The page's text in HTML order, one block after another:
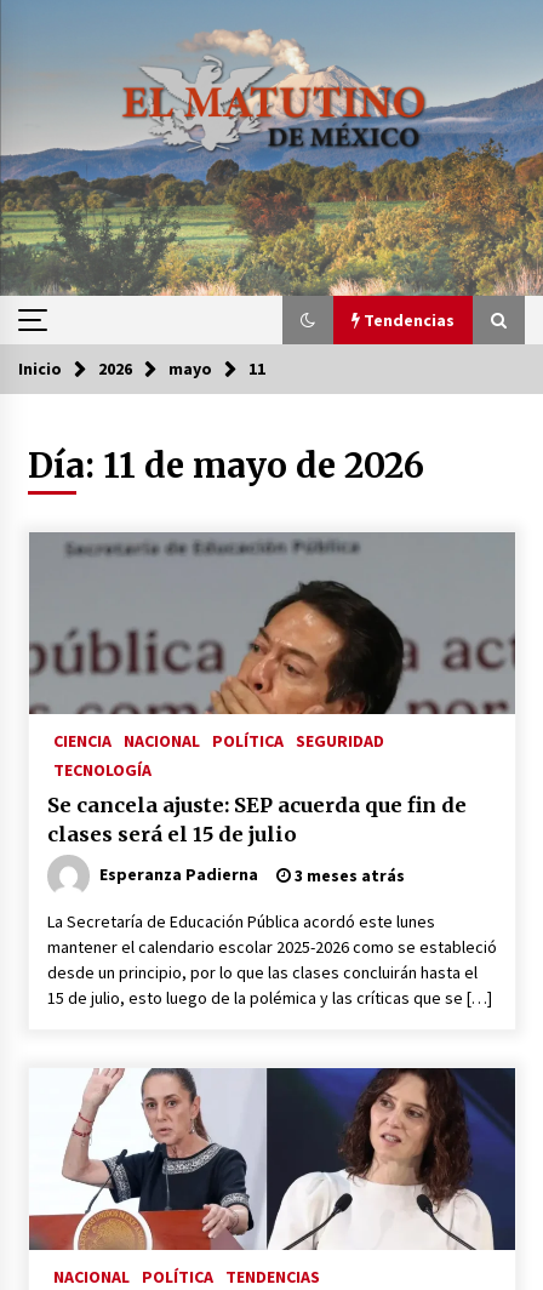
Tendencias
Tendencias
Certificado de Dafne Quintos revela homicidio;
su familia exige justicia
de Morena en la CDMX
3 semanas atrás
SMN alerta por lluvias intensas, granizo y calor
extremo en gran parte de México
en Mérida; incautan 15 autos de lujo
3 semanas atrás
del periodista Josué Martínez
3 semanas atrás
CNTE anuncia paso gratuito en peajes de CDMX
Laura Itzel Castillo será la nueva secretaria de
las Mujeres, anuncia Sheinbaum
2 meses atrás
Sheinbaum descarta reunión entre CNTE y
Segob: «ya dimos nuestras propuestas»
Inicio 2026 mayo 11
Día: 11 de mayo de 2026
CIENCIA NACIONAL POLÍTICA SEGURIDAD
TECNOLOGÍA
Se cancela ajuste: SEP acuerda que fin de
clases será el 15 de julio
Esperanza Padierna 3 meses atrás
La Secretaría de Educación Pública acordó este lunes
mantener el calendario escolar 2025-2026 como se estableció
desde un principio, por lo que las clases concluirán hasta el
15 de julio, esto luego de la polémica y las críticas que se […]
NACIONAL POLÍTICA TENDENCIAS